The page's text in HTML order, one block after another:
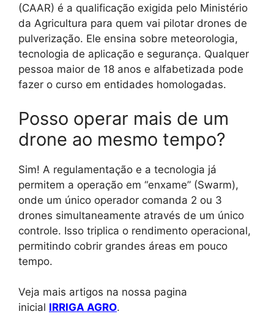
(CAAR) é a qualificação exigida pelo Ministério
da Agricultura para quem vai pilotar drones de
pulverização. Ele ensina sobre meteorologia,
tecnologia de aplicação e segurança. Qualquer
pessoa maior de 18 anos e alfabetizada pode
fazer o curso em entidades homologadas.
Posso operar mais de um
drone ao mesmo tempo?
Sim! A regulamentação e a tecnologia já
permitem a operação em “enxame” (Swarm),
onde um único operador comanda 2 ou 3
drones simultaneamente através de um único
controle. Isso triplica o rendimento operacional,
permitindo cobrir grandes áreas em pouco
tempo.
Veja mais artigos na nossa pagina
inicial IRRIGA AGRO.